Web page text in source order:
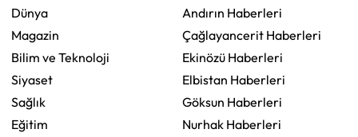
Dünya
Magazin
Bilim ve Teknoloji
Siyaset
Sağlık
Eğitim
Andırın Haberleri
Çağlayancerit Haberleri
Ekinözü Haberleri
Elbistan Haberleri
Göksun Haberleri
Nurhak Haberleri